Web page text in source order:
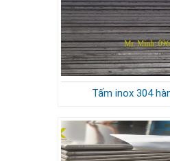
Tấm inox 304